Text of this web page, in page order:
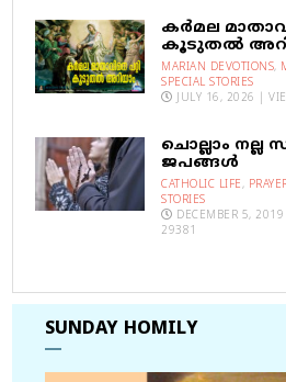
കര്‍മല
കൂടുതല്‍
MARIAN DEVOTIONS,
SPECIAL STORIES
JULY 16, 2026 |
ചൊല്ലാം
ജപങ്ങൾ
CATHOLIC LIFE,
STORIES
DECEMBER 5,
29381
SUNDAY HOMILY